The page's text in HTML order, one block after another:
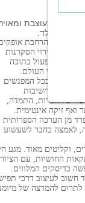
כתובה, מעוצבת
של הילד.
רבים להרחבת
לגירוי הסקרנות
סביבתם, לפעול בתוכה
של גילוי העולם.
הנמצא בכל המפגשים
הוא בעל חשיבות
של הכרות, התמדה,
ואף זיקה אינטימית.
מן הערכה הספרותית
לאמצה כחבר לשעשוע
וקליטים מאוד. מגע
החושיות, עם
בדיסקים המלווים.
חשוב לעיצוב דרכי
לתרום להמרצה של